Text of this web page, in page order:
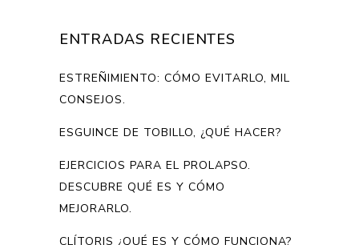
ENTRADAS RECIENTES
ESTREÑIMIENTO: CÓMO EVITARLO, MIL
CONSEJOS.
ESGUINCE DE TOBILLO, ¿QUÉ HACER?
EJERCICIOS PARA EL PROLAPSO.
DESCUBRE QUÉ ES Y CÓMO
MEJORARLO.
CLÍTORIS ¿QUÉ ES Y CÓMO FUNCIONA?